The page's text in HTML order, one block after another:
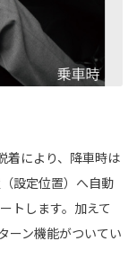
着により、降車時は
設定位置）へ自動
トします。加えて
ーン機能がついてい